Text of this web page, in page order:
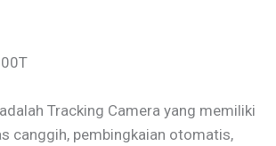
Tracking Camera yang memiliki
canggih, pembingkaian otomatis,